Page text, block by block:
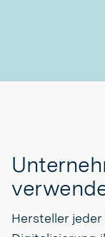
Hersteller